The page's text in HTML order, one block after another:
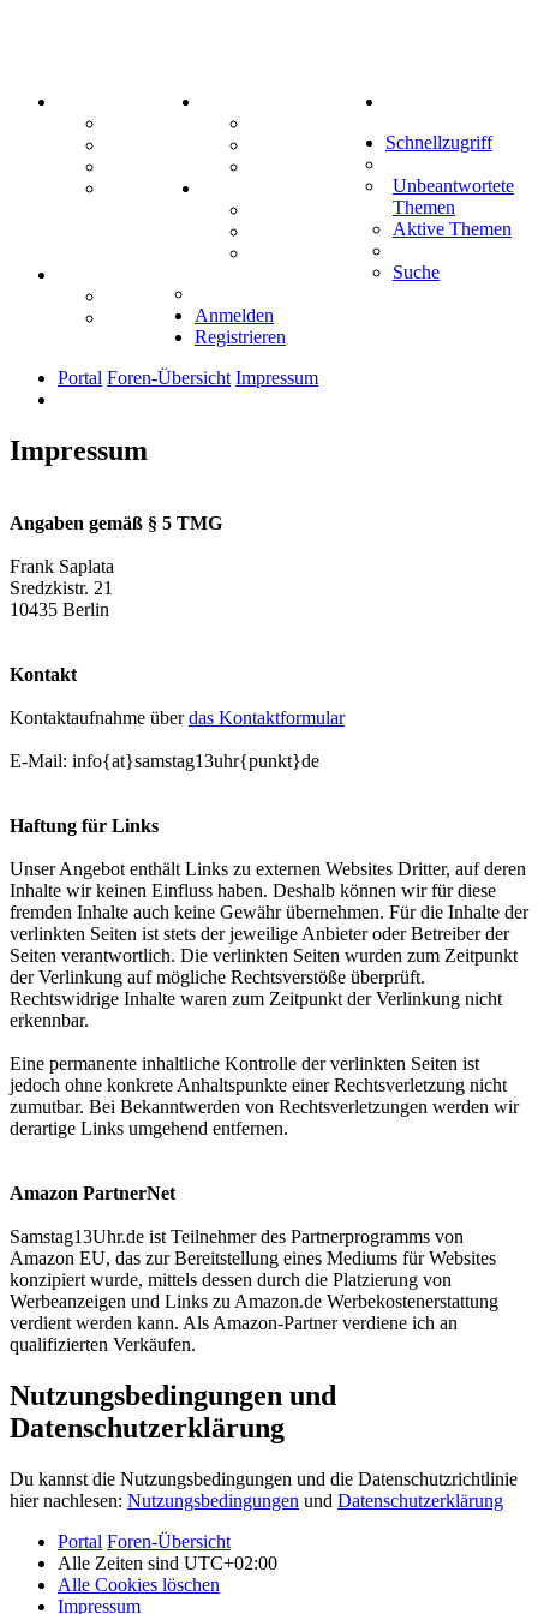
Mastodon
Treffenübersicht
Zitatesammlung
Schiffe versenken
Tipprunde
Comunio
Schnellzugriff
Unbeantwortete
Themen
Aktive Themen
Suche
Anmelden
Registrieren
Portal Foren-Übersicht Impressum
Impressum
Angaben gemäß § 5 TMG
Frank Saplata
Sredzkistr. 21
10435 Berlin
Kontakt
Kontaktaufnahme überdas Kontaktformular
E-Mail: info{at}samstag13uhr{punkt}de
Haftung für Links
Unser Angebot enthält Links zu externen Websites Dritter, auf deren
Inhalte wir keinen Einfluss haben. Deshalb können wir für diese
fremden Inhalte auch keine Gewähr übernehmen. Für die Inhalte der
verlinkten Seiten ist stets der jeweilige Anbieter oder Betreiber der
Seiten verantwortlich. Die verlinkten Seiten wurden zum Zeitpunkt
der Verlinkung auf mögliche Rechtsverstöße überprüft.
Rechtswidrige Inhalte waren zum Zeitpunkt der Verlinkung nicht
erkennbar.
Eine permanente inhaltliche Kontrolle der verlinkten Seiten ist
jedoch ohne konkrete Anhaltspunkte einer Rechtsverletzung nicht
zumutbar. Bei Bekanntwerden von Rechtsverletzungen werden wir
derartige Links umgehend entfernen.
Amazon PartnerNet
Samstag13Uhr.de ist Teilnehmer des Partnerprogramms von
Amazon EU, das zur Bereitstellung eines Mediums für Websites
konzipiert wurde, mittels dessen durch die Platzierung von
Werbeanzeigen und Links zu Amazon.de Werbekostenerstattung
verdient werden kann. Als Amazon-Partner verdiene ich an
qualifizierten Verkäufen.
Nutzungsbedingungen und
Datenschutzerklärung
Du kannst die Nutzungsbedingungen und die Datenschutzrichtlinie
hier nachlesen: Nutzungsbedingungen und Datenschutzerklärung
Portal Foren-Übersicht
Alle Zeiten sind UTC+02:00
Alle Cookies löschen
Impressum